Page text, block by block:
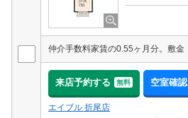
来店予約する 無料 空室確
エイブル 折尾店